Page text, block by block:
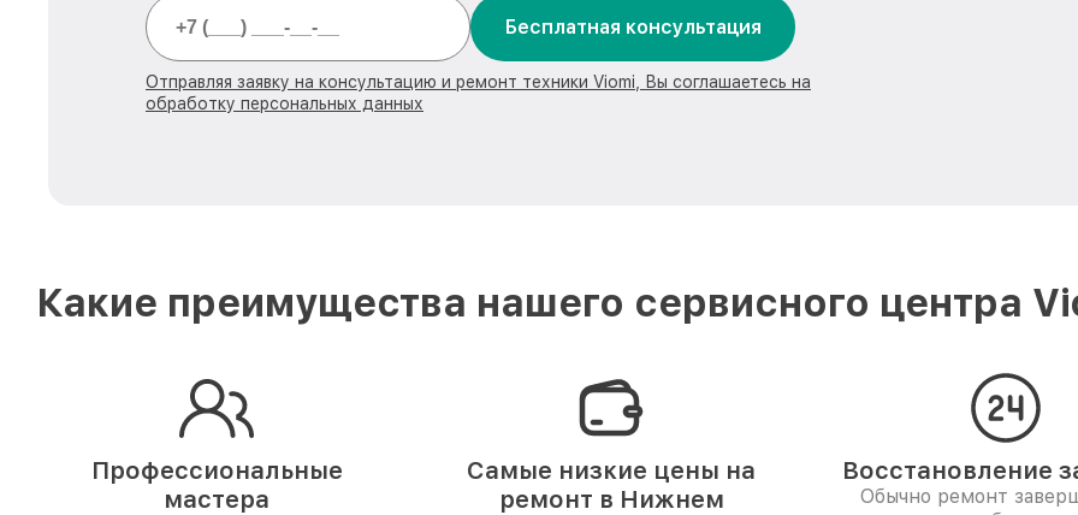
Бесплатная консультация
Отправляя заявку на консультацию и ремонт техники Viomi, Вы соглашаетесь на
обработку персональных данных
Какие преимущества нашего сервисного центра
Профессиональные
мастера
Самые низкие цены на
ремонт в Нижнем
Восстановление
Обычно ремонт